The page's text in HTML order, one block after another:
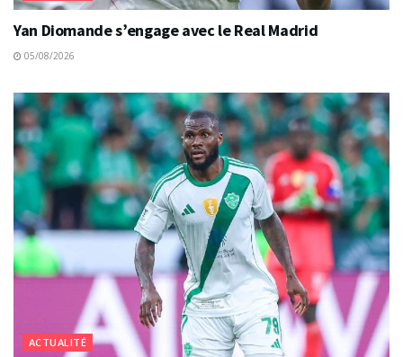
Yan Diomande s’engage avec le Real Madrid
05/08/2026
ACTUALITÉ